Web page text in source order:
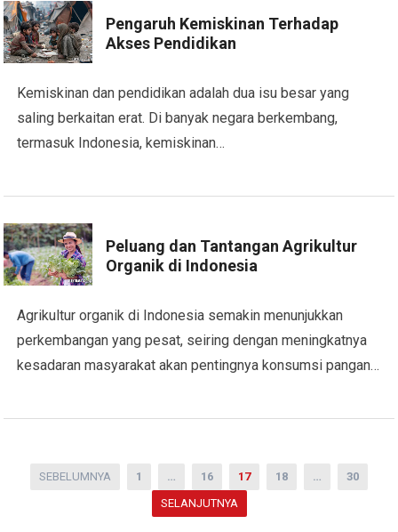
Pengaruh Kemiskinan Terhadap
Akses Pendidikan
Kemiskinan dan pendidikan adalah dua isu besar yang
saling berkaitan erat. Di banyak negara berkembang,
termasuk Indonesia, kemiskinan…
Peluang dan Tantangan Agrikultur
Organik di Indonesia
Agrikultur organik di Indonesia semakin menunjukkan
perkembangan yang pesat, seiring dengan meningkatnya
kesadaran masyarakat akan pentingnya konsumsi pangan…
PaginasiSEBELUMNYA 1 … 16 17 18 …
30
SELANJUTNYA